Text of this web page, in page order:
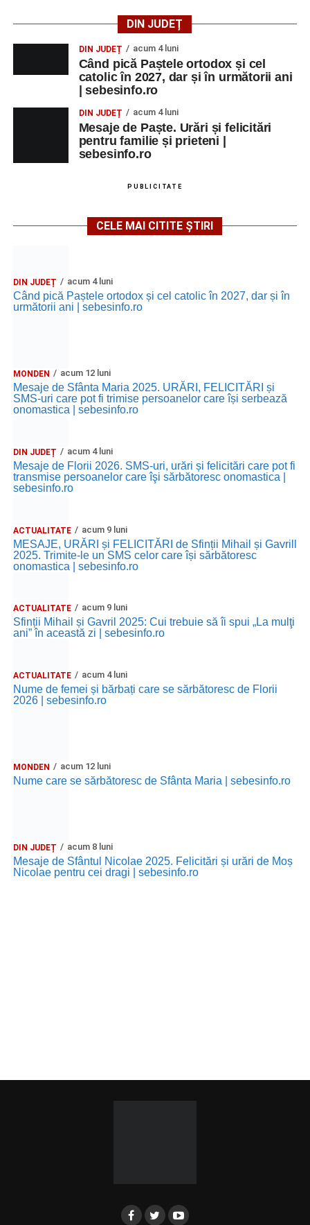
DIN JUDEȚ
DIN JUDEȚ acum 4 luni
Când pică Paștele ortodox și cel
catolic în 2027, dar și în următorii ani
| sebesinfo.ro
DIN JUDEȚ acum 4 luni
Mesaje de Paște. Urări și felicitări
pentru familie și prieteni |
sebesinfo.ro
PUBLICITATE
CELE MAI CITITE ȘTIRI
DIN JUDEȚ acum 4 luni
Când pică Paștele ortodox și cel catolic în 2027, dar și în
următorii ani | sebesinfo.ro
MONDEN acum 12 luni
Mesaje de Sfânta Maria 2025. URĂRI, FELICITĂRI și
SMS-uri care pot fi trimise persoanelor care își serbează
onomastica | sebesinfo.ro
DIN JUDEȚ acum 4 luni
Mesaje de Florii 2026. SMS-uri, urări și felicitări care pot fi
transmise persoanelor care îşi sărbătoresc onomastica |
sebesinfo.ro
ACTUALITATE acum 9 luni
MESAJE, URĂRI și FELICITĂRI de Sfinții Mihail și Gavrill
2025. Trimite-le un SMS celor care își sărbătoresc
onomastica | sebesinfo.ro
ACTUALITATE acum 9 luni
Sfinții Mihail și Gavril 2025: Cui trebuie să îi spui „La mulţi
ani” în această zi | sebesinfo.ro
ACTUALITATE acum 4 luni
Nume de femei și bărbați care se sărbătoresc de Florii
2026 | sebesinfo.ro
MONDEN acum 12 luni
Nume care se sărbătoresc de Sfânta Maria | sebesinfo.ro
DIN JUDEȚ acum 8 luni
Mesaje de Sfântul Nicolae 2025. Felicitări și urări de Moș
Nicolae pentru cei dragi | sebesinfo.ro